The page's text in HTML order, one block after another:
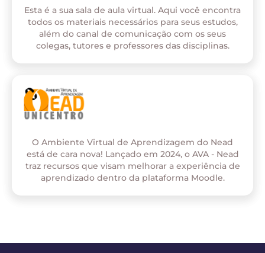
Esta é a sua sala de aula virtual. Aqui você encontra
todos os materiais necessários para seus estudos,
além do canal de comunicação com os seus
colegas, tutores e professores das disciplinas.
O Ambiente Virtual de Aprendizagem do Nead
está de cara nova! Lançado em 2024, o AVA - Nead
traz recursos que visam melhorar a experiência de
aprendizado dentro da plataforma Moodle.